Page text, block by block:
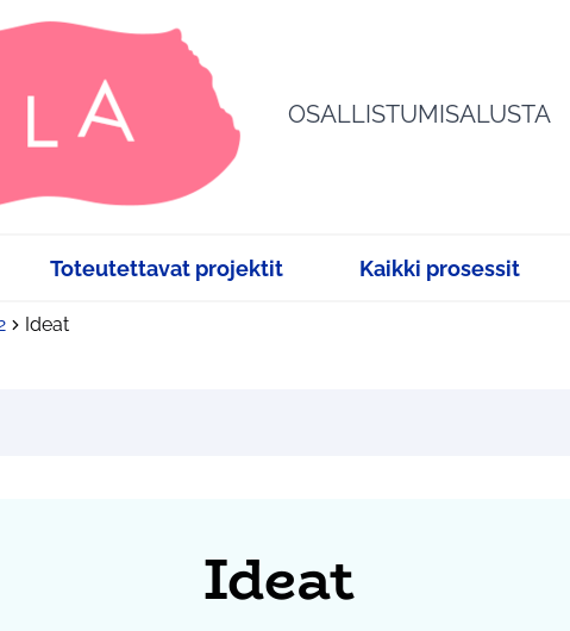
OSALLISTUMISALUSTA
Toteutettavat projektit Kaikki prosessit
Ideat
Ideat